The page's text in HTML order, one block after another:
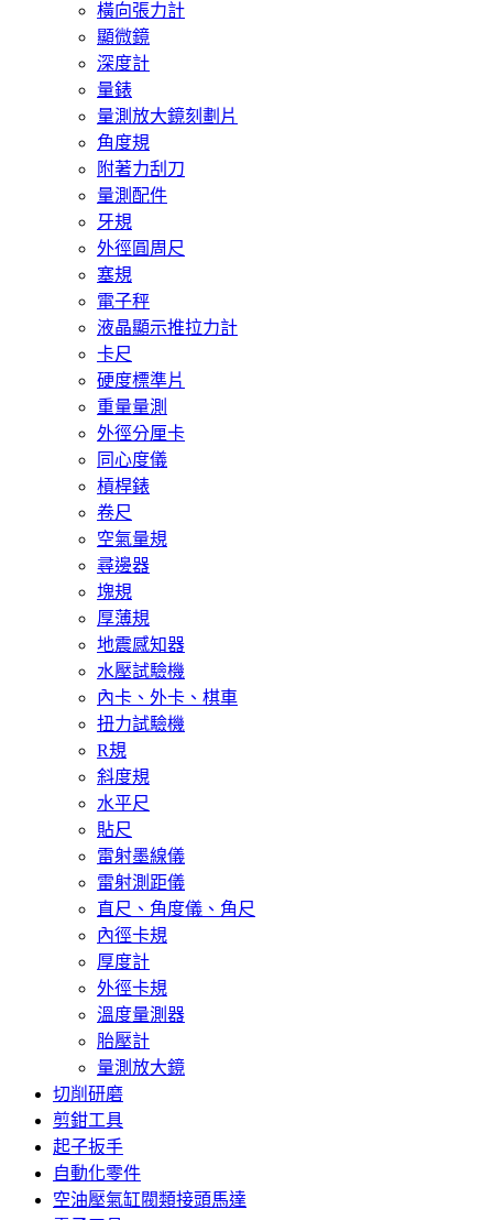
橫向張力計
顯微鏡
深度計
量錶
量測放大鏡刻劃片
角度規
附著力刮刀
量測配件
牙規
外徑圓周尺
塞規
電子秤
液晶顯示推拉力計
卡尺
硬度標準片
重量量測
外徑分厘卡
同心度儀
槓桿錶
卷尺
空氣量規
尋邊器
塊規
厚薄規
地震感知器
水壓試驗機
內卡、外卡、棋車
扭力試驗機
R規
斜度規
水平尺
貼尺
雷射墨線儀
雷射測距儀
直尺、角度儀、角尺
內徑卡規
厚度計
外徑卡規
溫度量測器
胎壓計
量測放大鏡
切削研磨
剪鉗工具
起子扳手
自動化零件
空油壓氣缸閥類接頭馬達